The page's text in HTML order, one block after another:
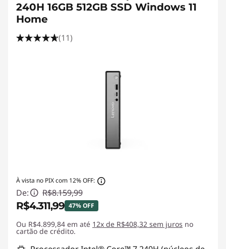
240H 16GB 512GB SSD Windows 11
Home
(11)
À vista no PIX com 12% OFF:
De: R$8.159,99
R$4.311,99 47% OFF
Economias instantâneas :-R$3.848,00
Ou R$4.899,84 em até 12x de R$408,32 sem juros no
cartão de crédito.